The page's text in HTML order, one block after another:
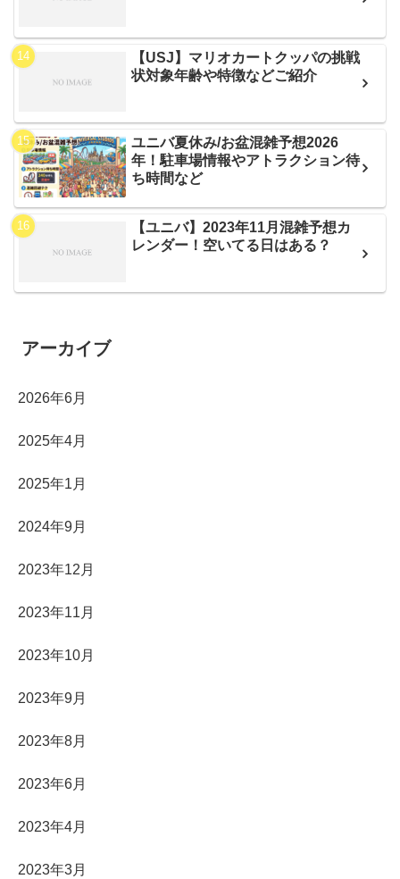
【USJ】マリオカートクッパの挑戦
状対象年齢や特徴などご紹介
ユニバ夏休み/お盆混雑予想2026
年！駐車場情報やアトラクション待
ち時間など
【ユニバ】2023年11月混雑予想カ
レンダー！空いてる日はある？
アーカイブ
2026年6月
2025年4月
2025年1月
2024年9月
2023年12月
2023年11月
2023年10月
2023年9月
2023年8月
2023年6月
2023年4月
2023年3月